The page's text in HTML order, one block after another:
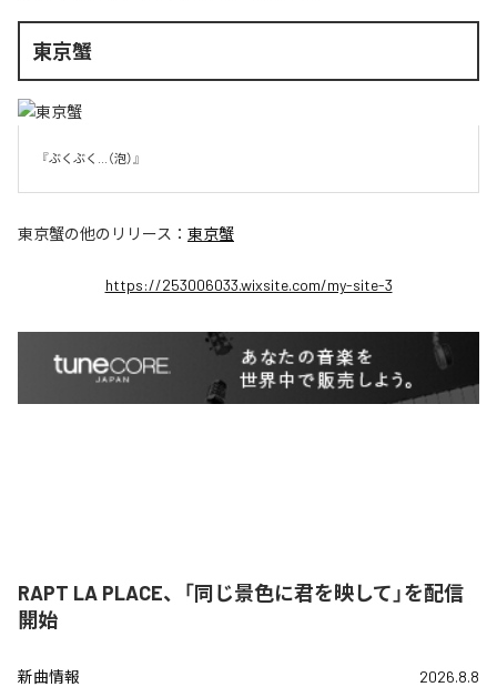
東京蟹
『ぶくぶく...（泡）』
東京蟹の他のリリース： 東京蟹
https://253006033.wixsite.com/my-site-3
RAPT LA PLACE、「同じ景色に君を映して」を配信
開始
新曲情報 2026.8.8